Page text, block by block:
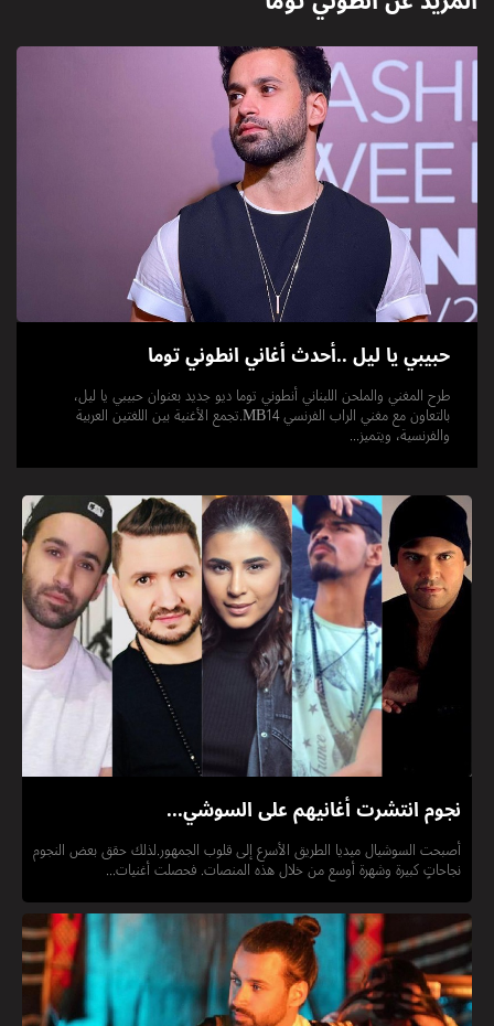
حبيبي يا ليل ..أحدث أغاني انطوني توما
طرح المغني والملحن اللبناني أنطوني توما ديو جديد بعنوان حبيبي يا ليل،
بالتعاون مع مغني الراب الفرنسي MB14.تجمع الأغنية بين اللغتين العربية
والفرنسية، ويتميز...
نجوم انتشرت أغانيهم على السوشي...
أصبحت السوشيال ميديا الطريق الأسرع إلى قلوب الجمهور.لذلك حقق بعض النجوم
نجاحاتٍ كبيرة وشهرة أوسع من خلال هذه المنصات. فحصلت أغنيات...